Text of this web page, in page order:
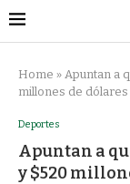
Home » Apuntan a
millones de
Deportes
Apuntan a
y $520